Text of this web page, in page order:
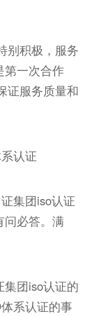
别积极，服务
第一次合作
证服务质量和
认证
集团iso认证
问必答。满
团iso认证的
系认证的事